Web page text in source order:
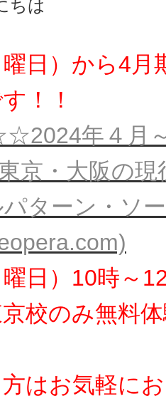
ちは
日）から4月
！！
年４月
京・大阪の
ターン・ソ
曜日）10時～
校のみ無料
はお気軽に